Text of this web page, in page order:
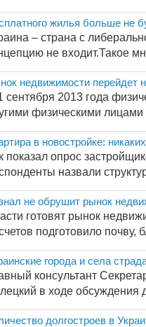
жилья больше не
– страна с
не входит.Такое
недвижимости перейдет
сентября 2013 года
физическими
в новостройке:
показал опрос
назвали
не обрушит рынок
готовят рынок
подготовило
города и села
консультант
в ходе обсуждения
долгостроев в